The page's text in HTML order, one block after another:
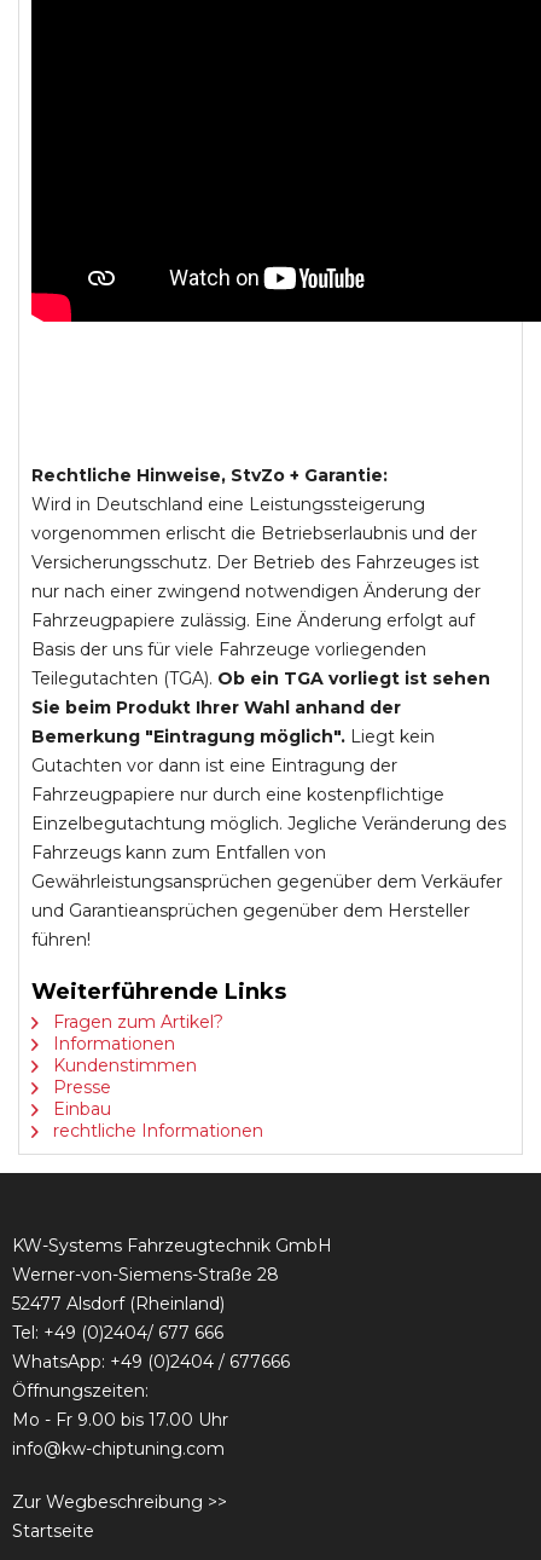
Rechtliche Hinweise, StvZo + Garantie:
Wird in Deutschland eine Leistungssteigerung
vorgenommen erlischt die Betriebserlaubnis und der
Versicherungsschutz. Der Betrieb des Fahrzeuges ist
nur nach einer zwingend notwendigen Änderung der
Fahrzeugpapiere zulässig. Eine Änderung erfolgt auf
Basis der uns für viele Fahrzeuge vorliegenden
Teilegutachten (TGA). Ob ein TGA vorliegt ist sehen
Sie beim Produkt Ihrer Wahl anhand der
Bemerkung "Eintragung möglich". Liegt kein
Gutachten vor dann ist eine Eintragung der
Fahrzeugpapiere nur durch eine kostenpflichtige
Einzelbegutachtung möglich. Jegliche Veränderung des
Fahrzeugs kann zum Entfallen von
Gewährleistungsansprüchen gegenüber dem Verkäufer
und Garantieansprüchen gegenüber dem Hersteller
führen!
Weiterführende Links
Fragen zum Artikel?
Informationen
Kundenstimmen
Presse
Einbau
rechtliche Informationen
KW-Systems Fahrzeugtechnik GmbH
Werner-von-Siemens-Straße 28
52477 Alsdorf (Rheinland)
Tel: +49 (0)2404/ 677 666
WhatsApp: +49 (0)2404 / 677666
Öffnungszeiten:
Mo - Fr 9.00 bis 17.00 Uhr
info@kw-chiptuning.com
Zur Wegbeschreibung >>
Startseite